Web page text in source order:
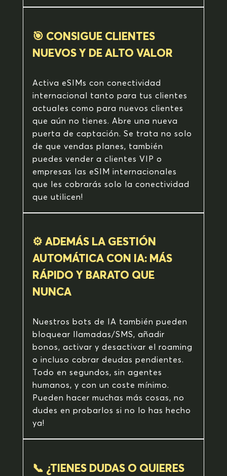
🎯 CONSIGUE CLIENTES
NUEVOS Y DE ALTO VALOR
Activa eSIMs con conectividad
internacional tanto para tus clientes
actuales como para nuevos clientes
que aún no tienes. Abre una nueva
puerta de captación. Se trata no solo
de que vendas planes, también
puedes vender a clientes VIP o
empresas las eSIM internacionales
que les cobrarás solo la conectividad
que utilicen!
⚙️ ADEMÁS LA GESTIÓN
AUTOMÁTICA CON IA: MÁS
RÁPIDO Y BARATO QUE
NUNCA
Nuestros bots de IA también pueden
bloquear llamadas/SMS, añadir
bonos, activar y desactivar el roaming
o incluso cobrar deudas pendientes.
Todo en segundos, sin agentes
humanos, y con un coste mínimo.
Pueden hacer muchas más cosas, no
dudes en probarlos si no lo has hecho
ya!
📞 ¿TIENES DUDAS O QUIERES